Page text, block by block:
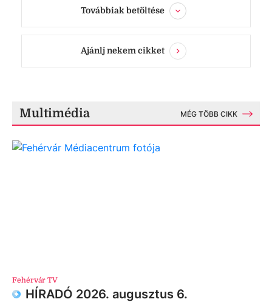
Továbbiak betöltése
Ajánlj nekem cikket
Multimédia MÉG TÖBB CIKK
Fehérvár TV
HÍRADÓ 2026. augusztus 6.